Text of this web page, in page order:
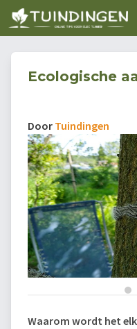
Ecologische
Door Tuindingen
Waarom wordt het